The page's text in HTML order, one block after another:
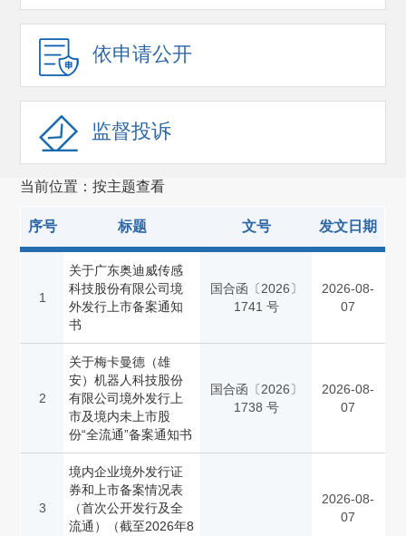
债券监管(3663)
行政执法(3269)
行政复议(1540)
国际合作(1869)
证券服务机构监管(257)
其他(473)
依申请公开
监督投诉
当前位置：按主题查看
序号 标题 文号 发文日期
1
关于广东奥迪威传感
科技股份有限公司境
外发行上市备案通知
书
国合函〔2026〕
1741 号
2026-08-
07
2
关于梅卡曼德（雄
安）机器人科技股份
有限公司境外发行上
市及境内未上市股
份“全流通”备案通知书
国合函〔2026〕
1738 号
2026-08-
07
3
境内企业境外发行证
券和上市备案情况表
（首次公开发行及全
流通）（截至2026年8
2026-08-
07